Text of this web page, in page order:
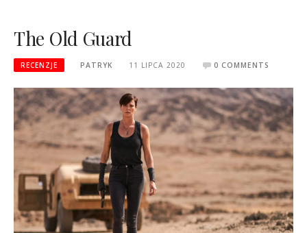
The Old Guard
RECENZJE PATRYK 11 LIPCA 2020 0 COMMENTS